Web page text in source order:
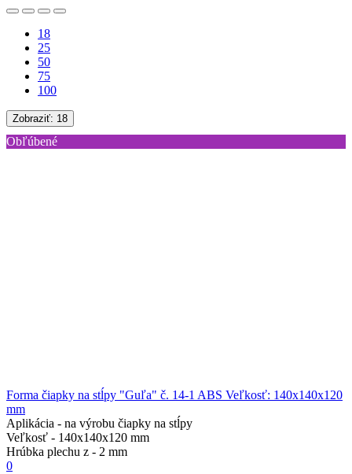
18
25
50
75
100
Zobraziť: 18
Obľúbené
Forma čiapky na stĺpy "Guľa" č. 14-1 ABS Veľkosť: 140x140x120
mm
Aplikácia - na výrobu čiapky na stĺpy
Veľkosť - 140x140x120 mm
Hrúbka plechu z - 2 mm
0